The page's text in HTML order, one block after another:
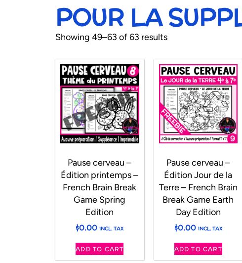
POUR LA
Showing 49–63 of 63 results
Pause cerveau –
Édition printemps –
French Brain Break
Game Spring
Edition
$0.00 INCL. TAX
ADD TO CART
Pause cerveau –
Édition Jour de la
Terre – French Brain
Break Game Earth
Day Edition
$0.00 INCL. TAX
ADD TO CART